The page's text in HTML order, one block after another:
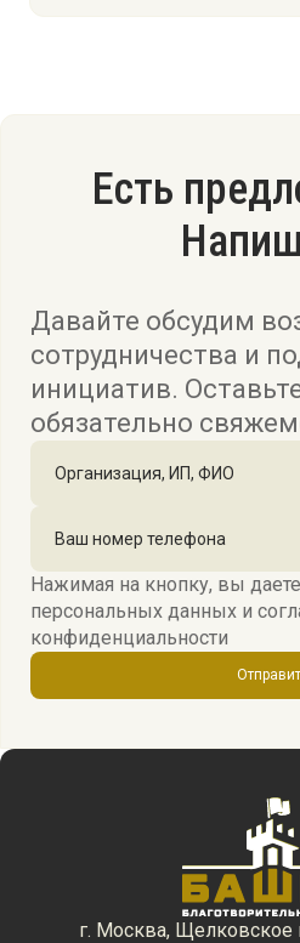
Есть
Давайте обсудим
сотрудничества и
инициатив.
обязательно
Нажимая на кнопку, вы
персональных данных и
конфиденциальности
г. Москва, Щелковское